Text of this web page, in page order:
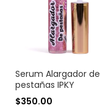
Serum Alargador de
pestañas IPKY
$350.00